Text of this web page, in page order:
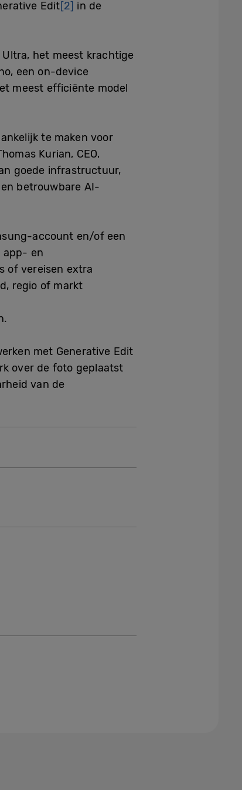
Edit[2] in de
Ultra, het meest krachtige
een on-device
meest efficiënte model
te maken voor
Kurian, CEO,
goede infrastructuur,
betrouwbare AI-
account en/of een
app- en
of vereisen extra
regio of markt
met Generative Edit
over de foto geplaatst
van de